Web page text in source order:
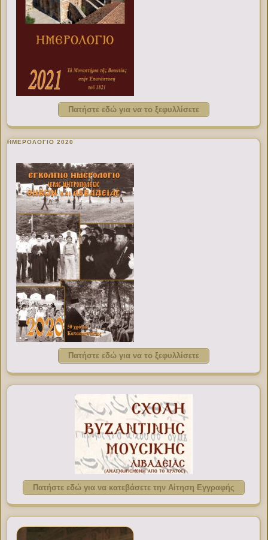
Πατήστε εδώ για να το ξεφυλλίσετε
ΗΜΕΡΟΛΟΓΙΟ 2020
Πατήστε εδώ για να το ξεφυλλίσετε
Πατήστε εδώ για να κατεβάσετε την Αίτηση Εγγραφής